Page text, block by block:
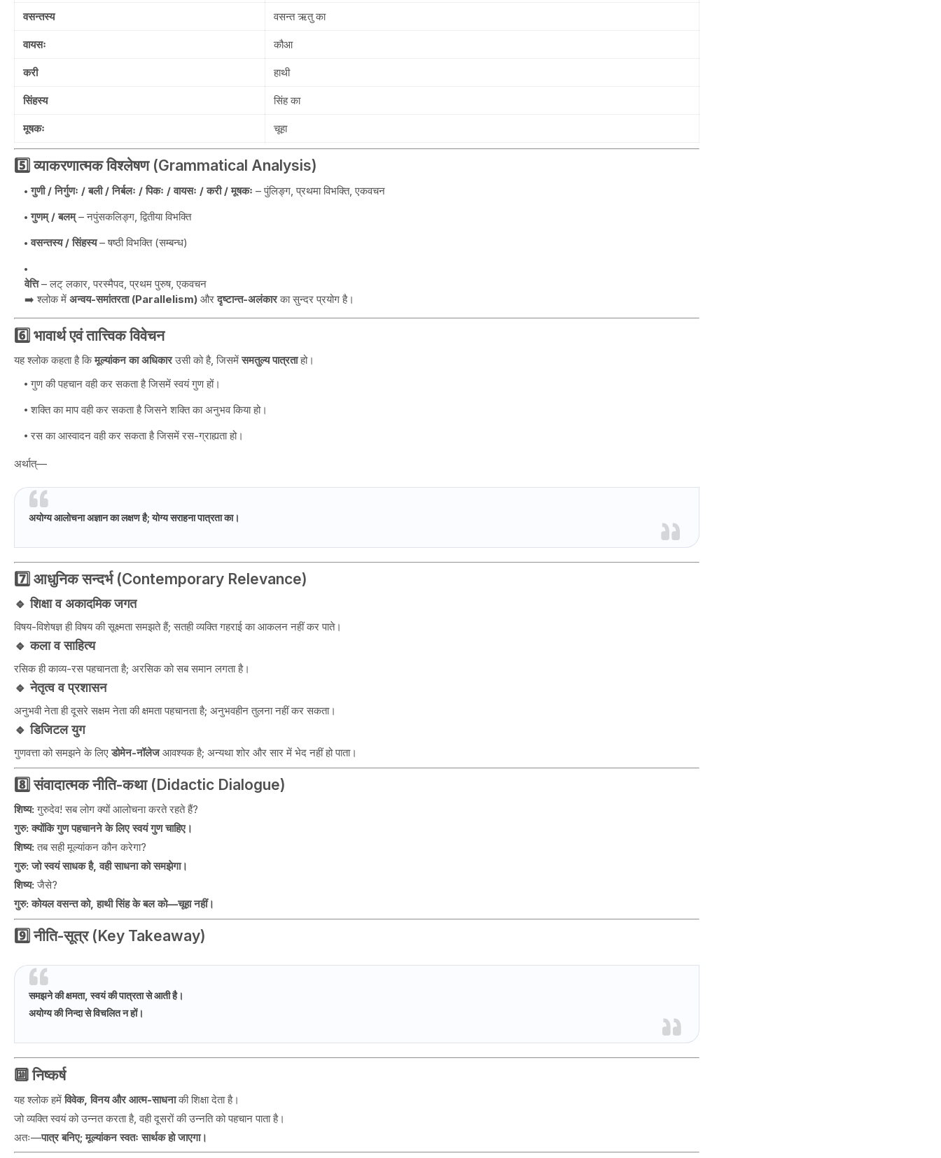
वसन्तस्य वसन्त ऋतु का
वायसः कौआ
करी हाथी
सिंहस्य सिंह का
मूषकः चूहा
5️⃣ व्याकरणात्मक विश्लेषण (Grammatical Analysis)
गुणी / निर्गुणः / बली / निर्बलः / पिकः / वायसः / करी / मूषकः – पुंलिङ्ग, प्रथमा विभक्ति, एकवचन
गुणम् / बलम्– नपुंसकलिङ्ग, द्वितीया विभक्ति
वसन्तस्य / सिंहस्य– षष्ठी विभक्ति (सम्बन्ध)
वेत्ति– लट् लकार, परस्मैपद, प्रथम पुरुष, एकवचन
➡️ श्लोक में अन्वय-समांतरता (Parallelism) औरदृष्टान्त-अलंकारका सुन्दर प्रयोग है।
6️⃣ भावार्थ एवं तात्त्विक विवेचन
यह श्लोक कहता है किमूल्यांकन का अधिकारउसी को है, जिसमेंसमतुल्य पात्रताहो।
गुण की पहचान वही कर सकता है जिसमें स्वयं गुण हों।
शक्ति का माप वही कर सकता है जिसने शक्ति का अनुभव किया हो।
रस का आस्वादन वही कर सकता है जिसमें रस-ग्राह्यता हो।
अर्थात्—
अयोग्य आलोचना अज्ञान का लक्षण है; योग्य सराहना पात्रता का।
7️⃣ आधुनिक सन्दर्भ (Contemporary Relevance)
🔹 शिक्षा व अकादमिक जगत
विषय-विशेषज्ञ ही विषय की सूक्ष्मता समझते हैं; सतही व्यक्ति गहराई का आकलन नहीं कर पाते।
🔹 कला व साहित्य
रसिक ही काव्य-रस पहचानता है; अरसिक को सब समान लगता है।
🔹 नेतृत्व व प्रशासन
अनुभवी नेता ही दूसरे सक्षम नेता की क्षमता पहचानता है; अनुभवहीन तुलना नहीं कर सकता।
🔹 डिजिटल युग
गुणवत्ता को समझने के लिएडोमेन-नॉलेजआवश्यक है; अन्यथा शोर और सार में भेद नहीं हो पाता।
8️⃣ संवादात्मक नीति-कथा (Didactic Dialogue)
शिष्य: गुरुदेव! सब लोग क्यों आलोचना करते रहते हैं?
गुरु: क्योंकि गुण पहचानने के लिए स्वयं गुण चाहिए।
शिष्य: तब सही मूल्यांकन कौन करेगा?
गुरु: जो स्वयं साधक है, वही साधना को समझेगा।
शिष्य: जैसे?
गुरु: कोयल वसन्त को, हाथी सिंह के बल को—चूहा नहीं।
9️⃣ नीति-सूत्र (Key Takeaway)
समझने की क्षमता, स्वयं की पात्रता से आती है।
अयोग्य की निन्दा से विचलित न हों।
🔟 निष्कर्ष
यह श्लोक हमेंविवेक, विनय और आत्म-साधनाकी शिक्षा देता है।
जो व्यक्ति स्वयं को उन्नत करता है, वही दूसरों की उन्नति को पहचान पाता है।
अतः—पात्र बनिए; मूल्यांकन स्वतः सार्थक हो जाएगा।